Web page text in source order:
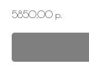
5850,00 р.